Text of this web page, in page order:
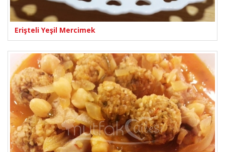
Erişteli Yeşil Mercimek